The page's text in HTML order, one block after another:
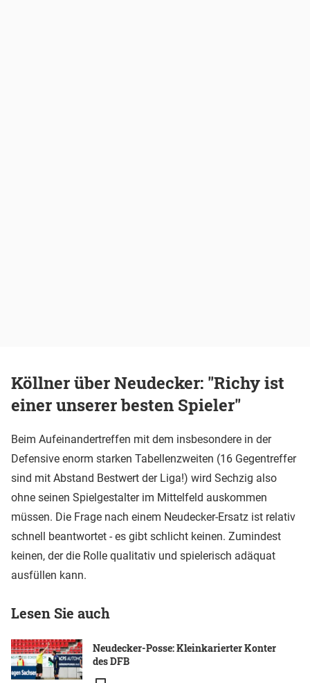
Köllner über Neudecker: "Richy ist
einer unserer besten Spieler"
Beim Aufeinandertreffen mit dem insbesondere in der
Defensive enorm starken Tabellenzweiten (16 Gegentreffer
sind mit Abstand Bestwert der Liga!) wird Sechzig also
ohne seinen Spielgestalter im Mittelfeld auskommen
müssen. Die Frage nach einem Neudecker-Ersatz ist relativ
schnell beantwortet - es gibt schlicht keinen. Zumindest
keinen, der die Rolle qualitativ und spielerisch adäquat
ausfüllen kann.
Lesen Sie auch
Neudecker-Posse: Kleinkarierter Konter
des DFB